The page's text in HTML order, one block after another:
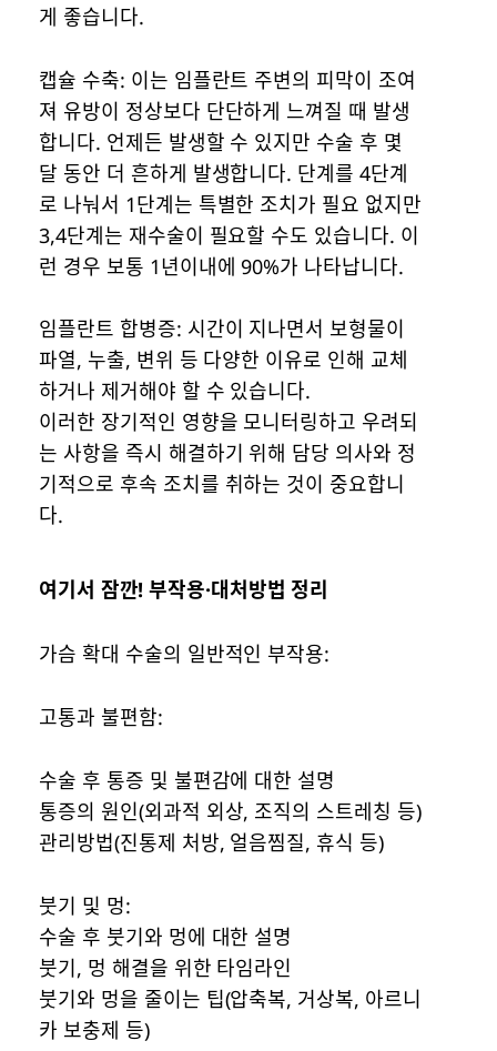
게 좋습니다.
캡슐 수축: 이는 임플란트 주변의 피막이 조여
져 유방이 정상보다 단단하게 느껴질 때 발생
합니다. 언제든 발생할 수 있지만 수술 후 몇
달 동안 더 흔하게 발생합니다. 단계를 4단계
로 나눠서 1단계는 특별한 조치가 필요 없지만
3,4단계는 재수술이 필요할 수도 있습니다. 이
런 경우 보통 1년이내에 90%가 나타납니다.
임플란트 합병증: 시간이 지나면서 보형물이
파열, 누출, 변위 등 다양한 이유로 인해 교체
하거나 제거해야 할 수 있습니다.
이러한 장기적인 영향을 모니터링하고 우려되
는 사항을 즉시 해결하기 위해 담당 의사와 정
기적으로 후속 조치를 취하는 것이 중요합니
다.
여기서 잠깐! 부작용·대처방법 정리
가슴 확대 수술의 일반적인 부작용:
고통과 불편함:
수술 후 통증 및 불편감에 대한 설명
통증의 원인(외과적 외상, 조직의 스트레칭 등)
관리방법(진통제 처방, 얼음찜질, 휴식 등)
붓기 및 멍:
수술 후 붓기와 멍에 대한 설명
붓기, 멍 해결을 위한 타임라인
붓기와 멍을 줄이는 팁(압축복, 거상복, 아르니
카 보충제 등)